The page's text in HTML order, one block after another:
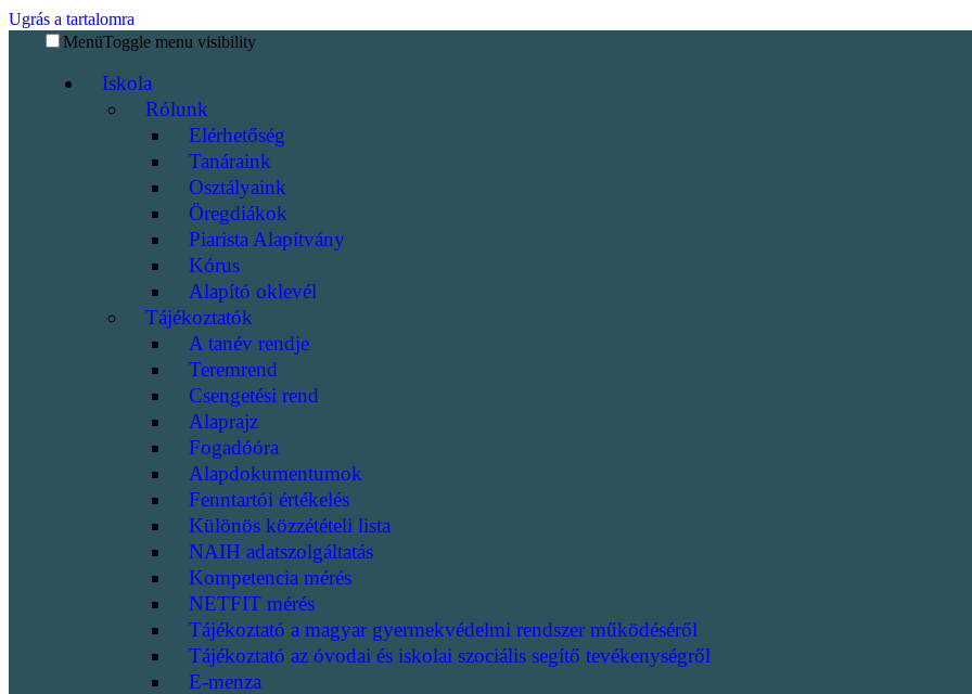
Ugrás a tartalomra
MenüToggle menu visibility
Iskola
Rólunk
Elérhetőség
Tanáraink
Osztályaink
Öregdiákok
Piarista Alapítvány
Kórus
Alapító oklevél
Tájékoztatók
A tanév rendje
Teremrend
Csengetési rend
Alaprajz
Fogadóóra
Alapdokumentumok
Fenntartói értékelés
Különös közzétételi lista
NAIH adatszolgáltatás
Kompetencia mérés
NETFIT mérés
Tájékoztató a magyar gyermekvédelmi rendszer működéséről
Tájékoztató az óvodai és iskolai szociális segítő tevékenységről
E-menza